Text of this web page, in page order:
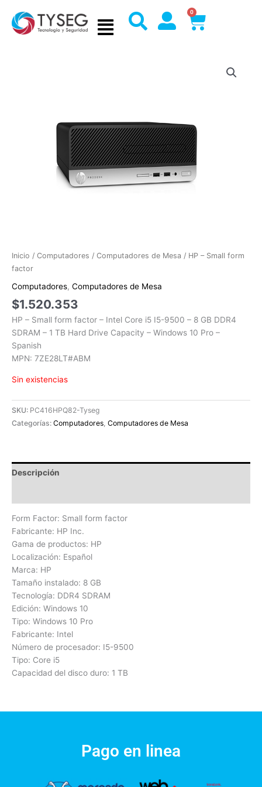
contenido
0
Cart
Inicio / Computadores / Computadores de Mesa / HP – Small form
factor
Computadores, Computadores de Mesa
$1.520.353
HP – Small form factor – Intel Core i5 I5-9500 – 8 GB DDR4
SDRAM – 1 TB Hard Drive Capacity – Windows 10 Pro –
Spanish
MPN: 7ZE28LT#ABM
Sin existencias
SKU: PC416HPQ82-Tyseg
Categorías: Computadores, Computadores de Mesa
Descripción
Form Factor: Small form factor
Fabricante: HP Inc.
Gama de productos: HP
Localización: Español
Marca: HP
Tamaño instalado: 8 GB
Tecnología: DDR4 SDRAM
Edición: Windows 10
Tipo: Windows 10 Pro
Fabricante: Intel
Número de procesador: I5-9500
Tipo: Core i5
Capacidad del disco duro: 1 TB
Pago en linea